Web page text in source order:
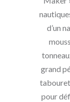
d’un
grand
pour